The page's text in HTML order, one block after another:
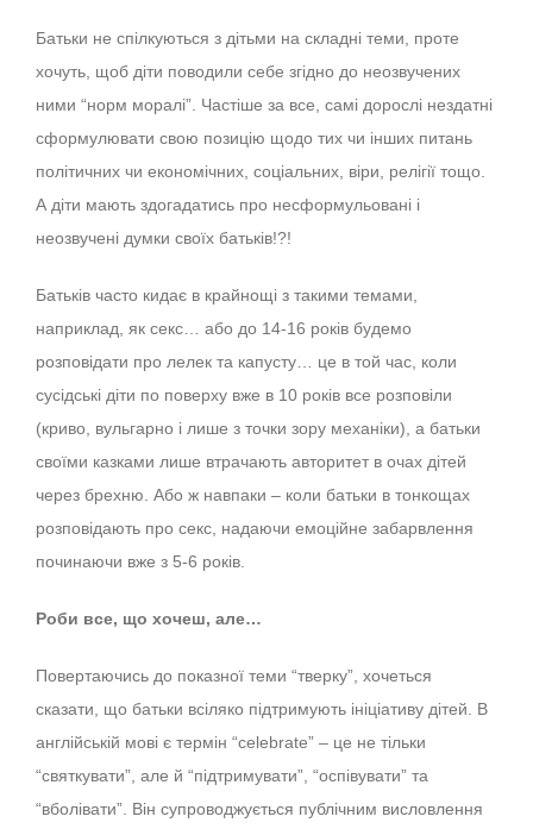
Батьки не спілкуються з дітьми на складні теми, проте
хочуть, щоб діти поводили себе згідно до неозвучених
ними “норм моралі”. Частіше за все, самі дорослі нездатні
сформулювати свою позицію щодо тих чи інших питань
політичних чи економічних, соціальних, віри, релігії тощо.
А діти мають здогадатись про несформульовані і
неозвучені думки своїх батьків!?!
Батьків часто кидає в крайнощі з такими темами,
наприклад, як секс… або до 14-16 років будемо
розповідати про лелек та капусту… це в той час, коли
сусідські діти по поверху вже в 10 років все розповіли
(криво, вульгарно і лише з точки зору механіки), а батьки
своїми казками лише втрачають авторитет в очах дітей
через брехню. Або ж навпаки – коли батьки в тонкощах
розповідають про секс, надаючи емоційне забарвлення
починаючи вже з 5-6 років.
Роби все, що хочеш, але…
Повертаючись до показної теми “тверку”, хочеться
сказати, що батьки всіляко підтримують ініціативу дітей. В
англійській мові є термін “celebrate” – це не тільки
“святкувати”, але й “підтримувати”, “оспівувати” та
“вболівати”. Він супроводжується публічним висловлення